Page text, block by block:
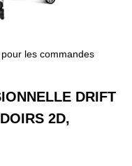
les commandes
DRIFT
2D,